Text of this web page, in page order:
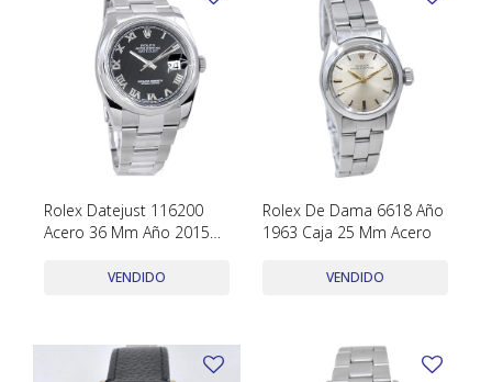
Rolex Datejust 116200
Acero 36 Mm Año 2015
VENDIDO
Rolex De Dama 6618 Año
1963 Caja 25 Mm Acero
VENDIDO